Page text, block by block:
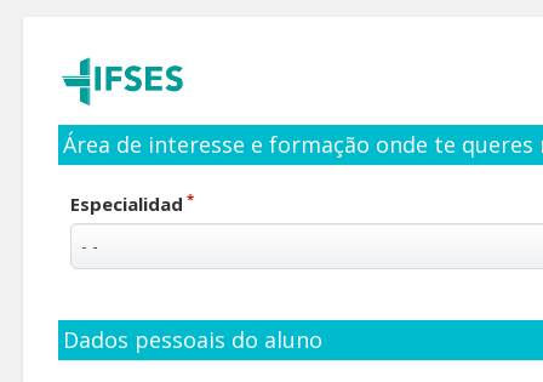
Área de interesse e formação onde te
Especialidad *
Dados pessoais do aluno